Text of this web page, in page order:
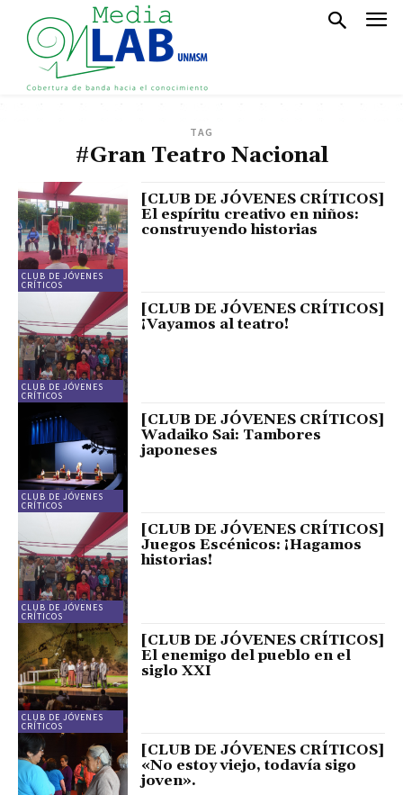
TAG
#Gran Teatro Nacional
CLUB DE JÓVENES
CRÍTICOS
[CLUB DE JÓVENES CRÍTICOS]
El espíritu creativo en niños:
construyendo historias
CLUB DE JÓVENES
CRÍTICOS
[CLUB DE JÓVENES CRÍTICOS]
¡Vayamos al teatro!
CLUB DE JÓVENES
CRÍTICOS
[CLUB DE JÓVENES CRÍTICOS]
Wadaiko Sai: Tambores
japoneses
CLUB DE JÓVENES
CRÍTICOS
[CLUB DE JÓVENES CRÍTICOS]
Juegos Escénicos: ¡Hagamos
historias!
CLUB DE JÓVENES
CRÍTICOS
[CLUB DE JÓVENES CRÍTICOS]
El enemigo del pueblo en el
siglo XXI
[CLUB DE JÓVENES CRÍTICOS]
«No estoy viejo, todavía sigo
joven».